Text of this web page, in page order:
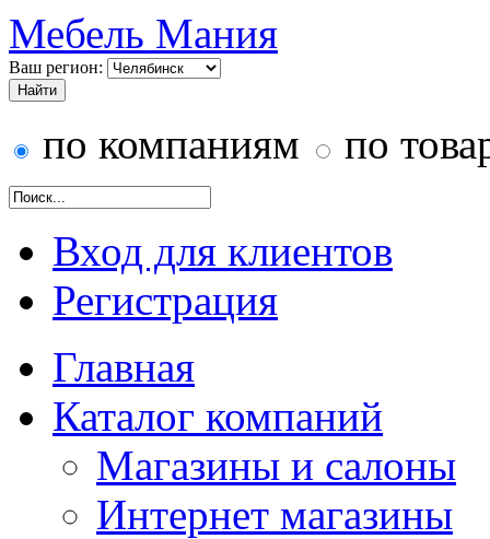
Мебель Мания
Ваш регион:
по компаниям по
Вход для клиентов
Регистрация
Главная
Каталог компаний
Магазины и салоны
Интернет магазины